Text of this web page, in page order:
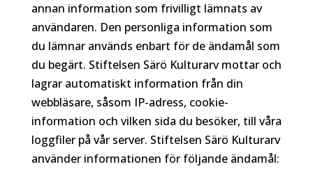
annan information som frivilligt lämnats av
användaren. Den personliga information som
du lämnar används enbart för de ändamål som
du begärt. Stiftelsen Särö Kulturarv mottar och
lagrar automatiskt information från din
webbläsare, såsom IP-adress, cookie-
information och vilken sida du besöker, till våra
loggfiler på vår server. Stiftelsen Särö Kulturarv
använder informationen för följande ändamål: